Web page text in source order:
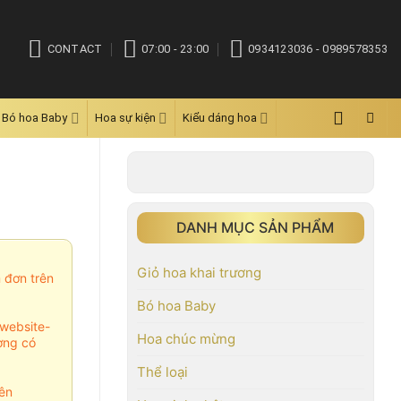
CONTACT 07:00 - 23:00 0934123036 - 0989578353
Bó hoa Baby Hoa sự kiện Kiểu dáng hoa
DANH MỤC SẢN PHẨM
Giỏ hoa khai trương
Bó hoa Baby
Hoa chúc mừng
Thể loại
đơn trên
có